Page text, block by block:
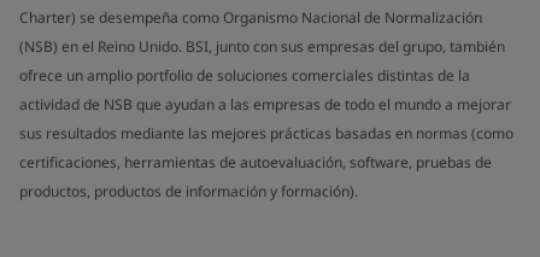
Charter) se desempeña como Organismo Nacional de Normalización
(NSB) en el Reino Unido. BSI, junto con sus empresas del grupo, también
ofrece un amplio portfolio de soluciones comerciales distintas de la
actividad de NSB que ayudan a las empresas de todo el mundo a mejorar
sus resultados mediante las mejores prácticas basadas en normas (como
certificaciones, herramientas de autoevaluación, software, pruebas de
productos, productos de información y formación).